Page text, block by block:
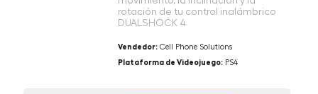
rotación de tu control inalámbrico
DUALSHOCK 4
Vendedor: Cell Phone Solutions
Plataforma de Videojuego: PS4